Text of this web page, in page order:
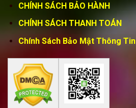
CHÍNH SÁCH BẢO HÀNH
CHÍNH SÁCH THANH TOÁN
Chính Sách Bảo Mật Thông Tin